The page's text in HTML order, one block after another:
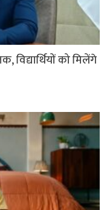
विद्यार्थियों को मिलेंगे